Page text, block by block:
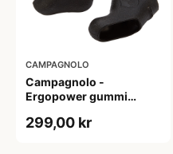
CAMPAGNOLO
Campagnolo -
Ergopower gummi
1998 - Sort - Sæt af 2 stk
299,00 kr